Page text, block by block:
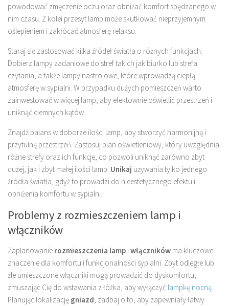
powodować zmęczenie oczu oraz obniżać komfort spędzanego w
nim czasu. Z kolei przesyt lamp może skutkować nieprzyjemnym
oślepieniem i zakłócać atmosferę relaksu.
Staraj się zastosować kilka źródeł światła o różnych funkcjach.
Dobierz lampy zadaniowe do stref takich jak biurko lub strefa
czytania, a także lampy nastrojowe, które wprowadzą ciepłą
atmosferę w sypialni. W przypadku dużych pomieszczeń warto
zainwestować w więcej lamp, aby efektownie oświetlić przestrzeń i
uniknąć ciemnych kątów.
Znajdź balans w doborze ilości lamp, aby stworzyć harmonijną i
przytulną przestrzeń. Zastosuj plan oświetleniowy, który uwzględnia
różne strefy oraz ich funkcje, co pozwoli uniknąć zarówno zbyt
dużej, jak i zbyt małej ilości lamp. Unikaj używania tylko jednego
źródła światła, gdyż to prowadzi do nieestetycznego efektu i
obniżenia komfortu w sypialni.
Problemy z rozmieszczeniem lamp i
włączników
Zaplanowanie rozmieszczenia lamp iwłączników ma kluczowe
znaczenie dla komfortu i funkcjonalności sypialni. Zbyt odległe lub
źle umieszczone włączniki mogą prowadzić do dyskomfortu,
zmuszając Cię do wstawania z łóżka, aby wyłączyć lampkę nocną
Planując lokalizację gniazd , zadbaj o to, aby zapewniały łatwy